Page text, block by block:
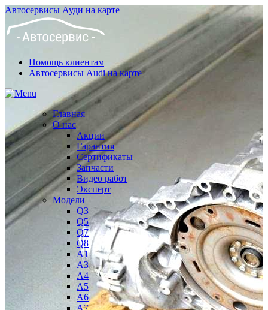
Автосервисы Ауди на карте
Помощь клиентам
Автосервисы Audi на карте
Главная
О нас
Акции
Гарантия
Сертификаты
Запчасти
Видео работ
Эксперт
Модели
Q3
Q5
Q7
Q8
A1
A3
A4
A5
A6
A7